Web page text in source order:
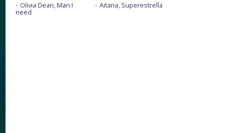
Olivia Dean, Man I
need
Aitana, Superestrella